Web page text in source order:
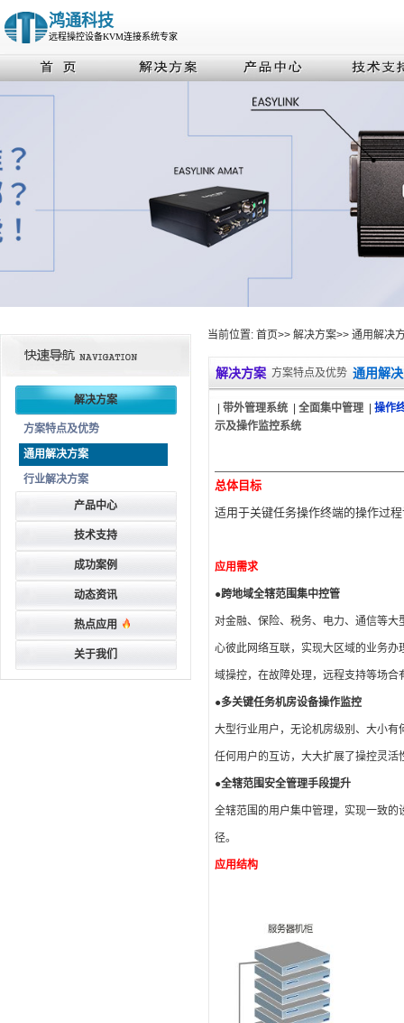
鸿通科技
远程操控设备KVM连接系统专家
解决方案
方案特点及优势
通用解决方案
行业解决方案
产品中心
技术支持
成功案例
动态资讯
热点应用
关于我们
当前位置: 首页>> 解决方案>> 通用解决
解决方案 方案特点及优势 通用解
带外管理系统| 全面集中管理| 操作
示及操作监控系统
总体目标
适用于关键任务操作终端的操作过
应用需求
●跨地域全辖范围集中控管
对金融、保险、税务、电力、通信等
心彼此网络互联，实现大区域的业务
域操控，在故障处理，远程支持等场合
●多关键任务机房设备操作监控
大型行业用户，无论机房级别、大小
任何用户的互访，大大扩展了操控灵
●全辖范围安全管理手段提升
全辖范围的用户集中管理，实现一致
径。
应用结构